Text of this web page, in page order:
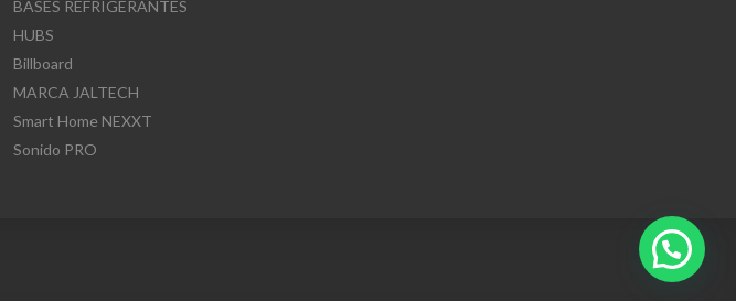
BASES REFRIGERANTES
HUBS
Billboard
MARCA JALTECH
Smart Home NEXXT
Sonido PRO